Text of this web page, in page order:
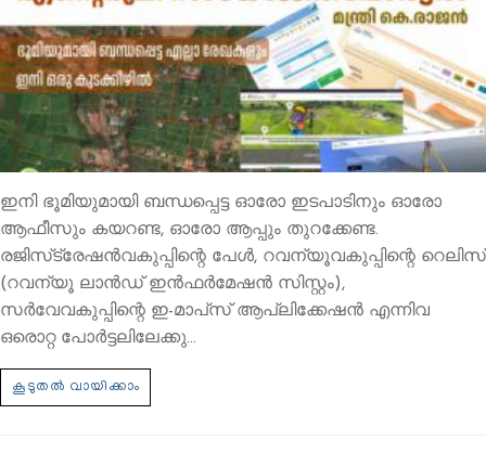
ഇനി ഭൂമിയുമായി ബന്ധപ്പെട്ട ഓരോ ഇടപാടിനും ഓരോ
ആഫീസും കയറണ്ട, ഓരോ ആപ്പും തുറക്കേണ്ട.
രജിസ്‌ട്രേഷൻവകുപ്പിന്റെ പേൾ, റവന്യൂവകുപ്പിന്റെ റെലിസ്
(റവന്യൂ ലാൻഡ് ഇൻഫർമേഷൻ സിസ്റ്റം),
സർവേവകുപ്പിന്റെ ഇ-മാപ്‌സ് ആപ്ലിക്കേഷൻ എന്നിവ
ഒരൊറ്റ പോർട്ടലിലേക്കു…